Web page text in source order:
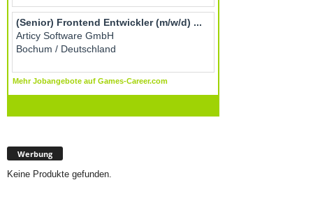
Werbung
Keine Produkte gefunden.